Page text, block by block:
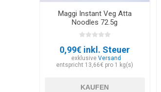
Maggi Instant Veg Atta
Noodles 72.5g
0,99€ inkl. Steuer
exklusive Versand
entspricht 13,66€ pro 1 kg(s)
KAUFEN